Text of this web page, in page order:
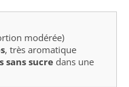
modérée)
, très aromatique
sans sucre dans une